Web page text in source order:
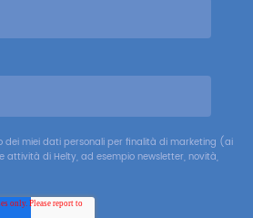
miei dati personali per finalità di marketing (ai
attività di Helty, ad esempio newsletter, novità,